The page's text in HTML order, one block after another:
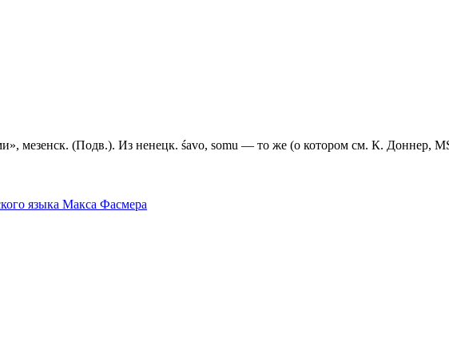
мезенск. (Подв.). Из ненецк. śаvо, somu — то же (о котором см. К. Доннер,
языка Макса Фасмера